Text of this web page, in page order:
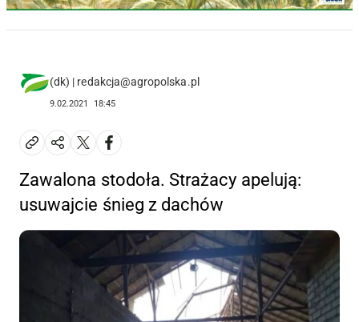
(dk) | redakcja@agropolska.pl
9.02.2021 18:45
Zawalona stodoła. Strażacy apelują:
usuwajcie śnieg z dachów